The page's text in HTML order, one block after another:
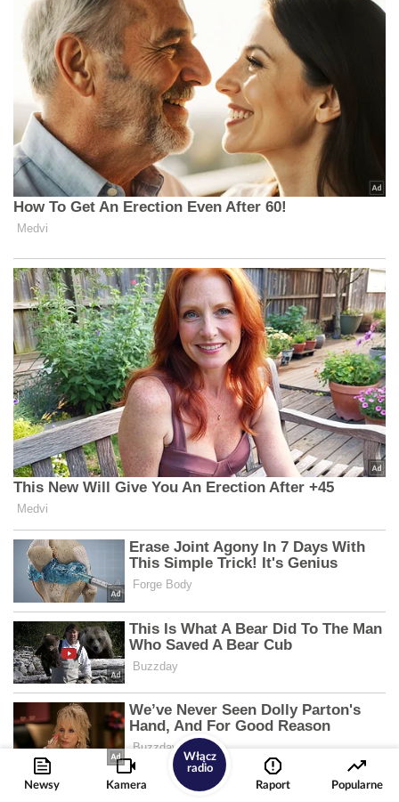
Newsy Kamera
Włącz
radio
Raport
Popularne